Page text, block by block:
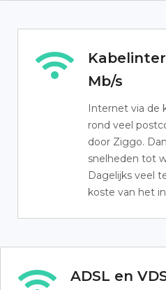
Mb/s
Internet via de
rond veel
door Ziggo.
snelheden tot
Dagelijks veel
koste van het
ADSL en